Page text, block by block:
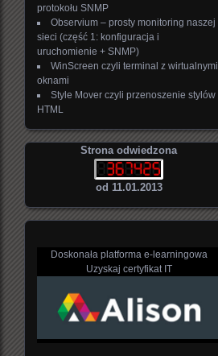
protokołu SNMP
Observium – prosty monitoring naszej
sieci (część 1: konfiguracja i
uruchomienie + SNMP)
WinScreen czyli terminal z wirtualnymi
oknami
Style Mover czyli przenoszenie stylów
HTML
Strona odwiedzona
od 11.01.2013
Doskonała platforma e-learningowa
Uzyskaj certyfikat IT